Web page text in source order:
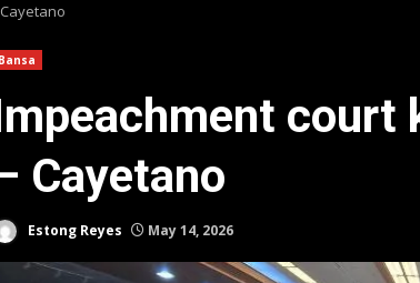
Bansa
court
Cayetano
Estong Reyes May 14, 2026